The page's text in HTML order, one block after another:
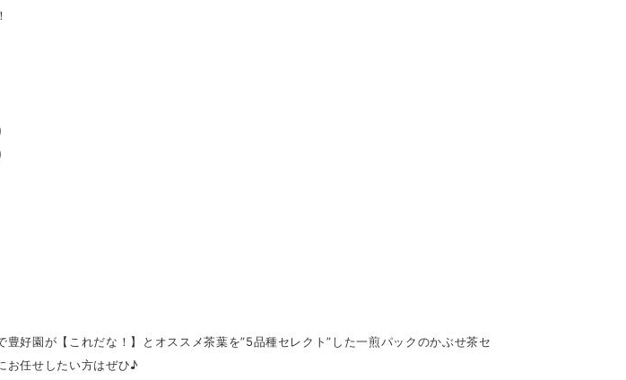
好園が【これだな！】とオススメ茶葉を”5品種セレクト”した一煎パックのかぶせ茶セ
お任せしたい方はぜひ♪